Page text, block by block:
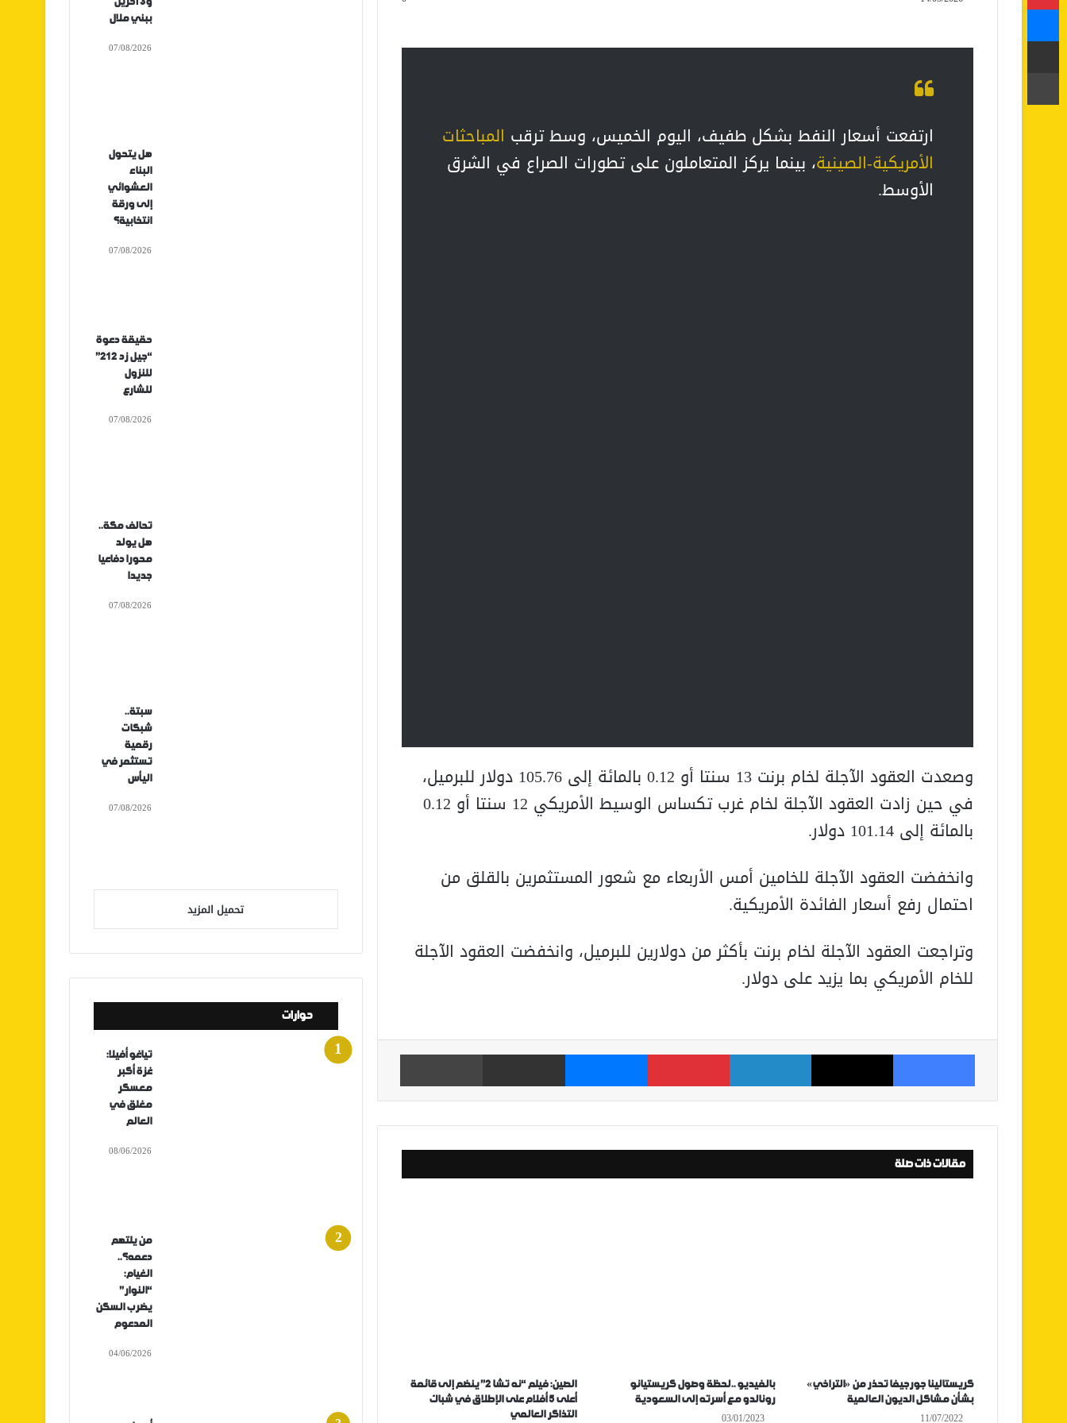
ارتفعت أسعار النفط بشكل طفيف، اليوم الخميس، وسط ترقب المباحثات
الأمريكية-الصينية، بينما يركز المتعاملون على تطورات الصراع في الشرق
الأوسط.
وصعدت العقود الآجلة لخام برنت 13 سنتا أو 0.12 بالمائة إلى 105.76 دولار للبرميل،
في حين زادت العقود الآجلة لخام غرب تكساس الوسيط الأمريكي 12 سنتا أو 0.12
بالمائة إلى 101.14 دولار.
وانخفضت العقود الآجلة للخامين أمس الأربعاء مع شعور المستثمرين بالقلق من
احتمال رفع أسعار الفائدة الأمريكية.
وتراجعت العقود الآجلة لخام برنت بأكثر من دولارين للبرميل، وانخفضت العقود الآجلة
للخام الأمريكي بما يزيد على دولار.
فيسبوك ‫X لينكدإن بينتيريست ماسنجر مشاركة عبر البريد
مقالات ذات صلة
كريستالينا جورجيفا تحذر من «التراخي»
بشأن مشاكل الديون العالمية
11/07/2022
بالفيديو ..لحظة وصول كريستيانو
رونالدو مع أسرته إلى السعودية
03/01/2023
الصين: فيلم “نه تشا 2” ينضم إلى قائمة
أعلى 5 أفلام على الإطلاق في شباك
التذاكر العالمي
ببني ملال
07/08/2026
هل يتحول
البناء
العشوائي
إلى ورقة
انتخابية؟
07/08/2026
حقيقة دعوة
“جيل زد 212”
للنزول
للشارع
07/08/2026
تحالف مكة..
هل يولد
محورا دفاعيا
جديدا
07/08/2026
سبتة..
شبكات
رقمية
تستثمر في
اليأس
07/08/2026
تحميل المزيد
حوارات
تياغو أفيلا:
غزة أكبر
معسكر
مغلق في
العالم
08/06/2026
من يلتهم
دعمه؟..
الغيام:
“النوار”
يضرب السكن
المدعوم
04/06/2026